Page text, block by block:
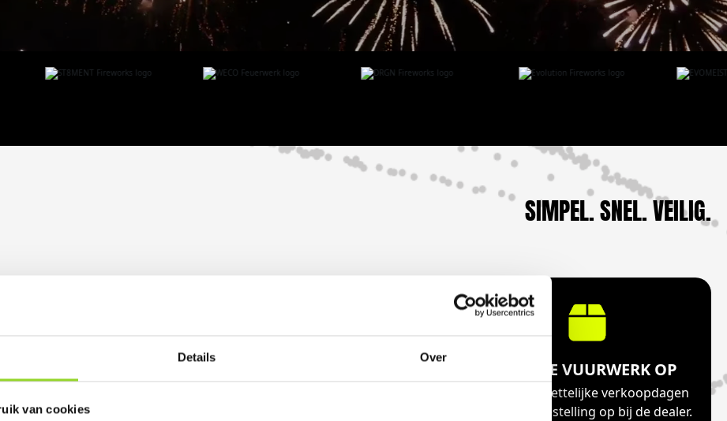
Details Over
van cookies
SIMPEL. SNEL. VEILIG.
JOUW VERKOOPPUNT
bij jou in de
HAAL JE VUURWERK OP
Vanaf de wettelijke verkoopdagen
haal je je bestelling op bij de dealer.